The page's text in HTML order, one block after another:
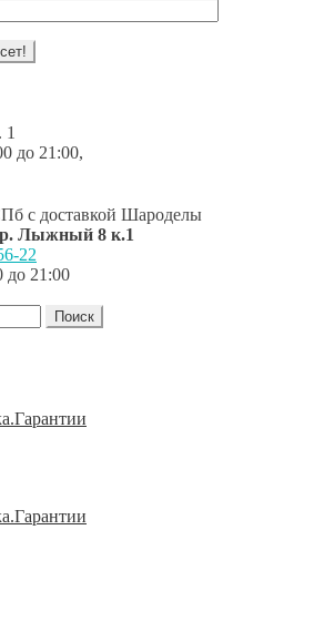
до 21:00,
с доставкой Шароделы
Лыжный 8 к.1
22
до 21:00
Поиск